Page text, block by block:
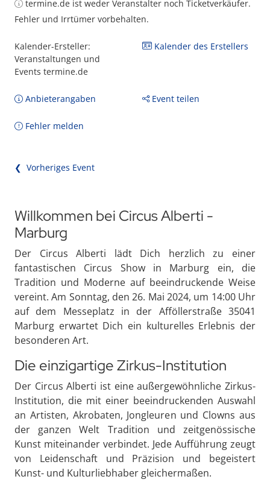
termine.de ist weder Veranstalter noch Ticketverkäufer.
Fehler und Irrtümer vorbehalten.
Kalender-Ersteller:
Veranstaltungen und
Events termine.de
Kalender des Erstellers
Anbieterangaben Event teilen
Fehler melden
❮ Vorheriges Event
Willkommen bei Circus Alberti -
Marburg
Der Circus Alberti lädt Dich herzlich zu einer
fantastischen Circus Show in Marburg ein, die
Tradition und Moderne auf beeindruckende Weise
vereint. Am Sonntag, den 26. Mai 2024, um 14:00 Uhr
auf dem Messeplatz in der Afföllerstraße 35041
Marburg erwartet Dich ein kulturelles Erlebnis der
besonderen Art.
Die einzigartige Zirkus-Institution
Der Circus Alberti ist eine außergewöhnliche Zirkus-
Institution, die mit einer beeindruckenden Auswahl
an Artisten, Akrobaten, Jongleuren und Clowns aus
der ganzen Welt Tradition und zeitgenössische
Kunst miteinander verbindet. Jede Aufführung zeugt
von Leidenschaft und Präzision und begeistert
Kunst- und Kulturliebhaber gleichermaßen.